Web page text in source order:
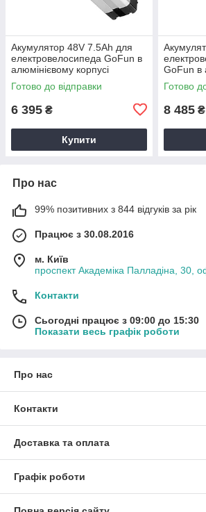
Акумулятор 48V 7.5Ah для
електровелосипеда GoFun в
алюмінієвому корпусі
Готово до відправки
6 395 ₴
Купити
GoFun в
корпусі
Готово
8 485 ₴
Про нас
99% позитивних з 844 відгуків за рік
Працює з 30.08.2016
м. Київ
проспект Академіка Палладіна, 30,
Контакти
Сьогодні працює з 09:00 до 15:30
Показати весь графік роботи
Про нас
Контакти
Доставка та оплата
Графік роботи